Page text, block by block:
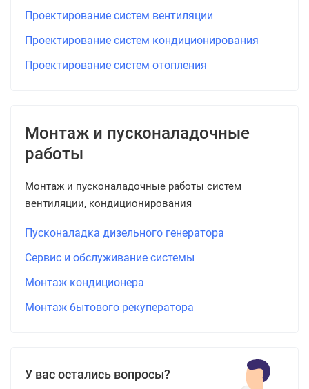
Проектирование систем вентиляции
Проектирование систем кондиционирования
Проектирование систем отопления
Монтаж и пусконаладочные
работы
Монтаж и пусконаладочные работы систем
вентиляции, кондиционирования
Пусконаладка дизельного генератора
Сервис и обслуживание системы
Монтаж кондиционера
Монтаж бытового рекуператора
У вас остались вопросы?